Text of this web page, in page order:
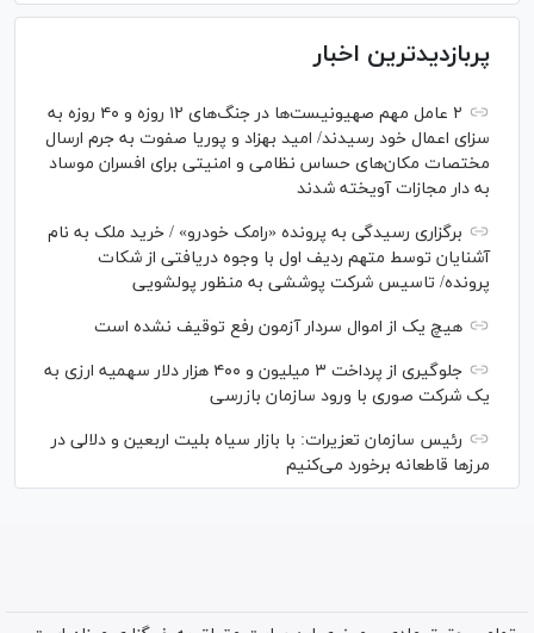
پربازدیدترین اخبار
۲ عامل مهم صهیونیست‌ها در جنگ‌های ۱۲ روزه و ۴۰ روزه به
سزای اعمال خود رسیدند/ امید بهزاد و پوریا صفوت به جرم ارسال
مختصات مکان‌های حساس نظامی و امنیتی برای افسران موساد
به دار مجازات آویخته شدند
برگزاری رسیدگی به پرونده «رامک خودرو» / خرید ملک به نام
آشنایان توسط متهم ردیف اول با وجوه دریافتی از شکات
پرونده/ تاسیس شرکت پوششی به منظور پولشویی
هیچ یک از اموال سردار آزمون رفع توقیف نشده است
جلوگیری از پرداخت ۳ میلیون و ۴۰۰ هزار دلار سهمیه ارزی به
یک شرکت صوری با ورود سازمان بازرسی
رئیس سازمان تعزیرات: با بازار سیاه بلیت اربعین و دلالی در
مرز‌ها قاطعانه برخورد می‌کنیم